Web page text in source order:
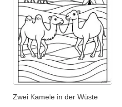
Zwei Kamele in der Wüste